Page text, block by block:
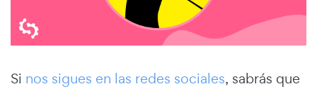
Si nos sigues en las redes sociales, sabrás que